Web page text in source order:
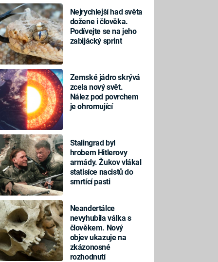
Nejrychlejší had světa
dožene i člověka.
Podívejte se na jeho
zabijácký sprint
Zemské jádro skrývá
zcela nový svět.
Nález pod povrchem
je ohromující
Stalingrad byl
hrobem Hitlerovy
armády. Žukov vlákal
statisíce nacistů do
smrtící pasti
Neandertálce
nevyhubila válka s
člověkem. Nový
objev ukazuje na
zkázonosné
rozhodnutí